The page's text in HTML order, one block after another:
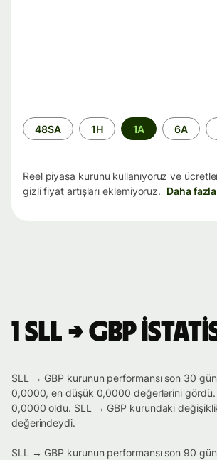
Zaman
aralığı
48SA 1H 1A 6A
Reel piyasa kurunu kullanıyoruz ve
gizli fiyat artışları eklemiyoruz. Daha
1 SLL → GBP
SLL → GBP kurunun performansı son 30
0,0000, en düşük 0,0000 değerlerini
0,0000 oldu. SLL → GBP kurundaki
değerindeydi.
SLL → GBP kurunun performansı son 90